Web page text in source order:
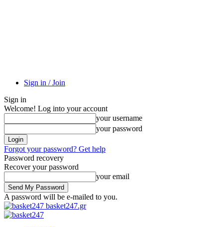
Sign in / Join
Sign in
Welcome! Log into your account
your username
your password
Forgot your password? Get help
Password recovery
Recover your password
your email
A password will be e-mailed to you.
basket247.gr